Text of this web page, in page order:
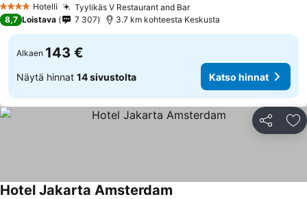
4 Tähtiluokitus
Hotelli Tyylikäs V Restaurant and Bar
8,7 Loistava 7 307 3.7 km kohteesta Keskusta
Alkaen 143 €
Näytä hinnat 14 sivustolta Katso hinnat
Jaa
Hotel Jakarta Amsterdam